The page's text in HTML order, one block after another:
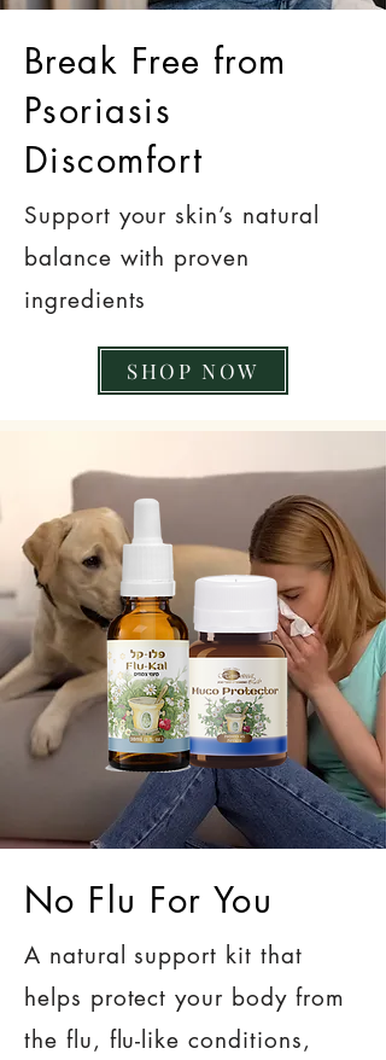
Break Free from
Psoriasis
Discomfort
Support your skin’s natural
balance with proven
ingredients
SHOP NOW
No Flu For You
A natural support kit that
helps protect your body from
the flu, flu-like conditions,